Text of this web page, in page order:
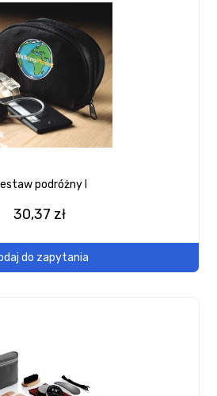
podróżny I
30,37 zł
do zapytania